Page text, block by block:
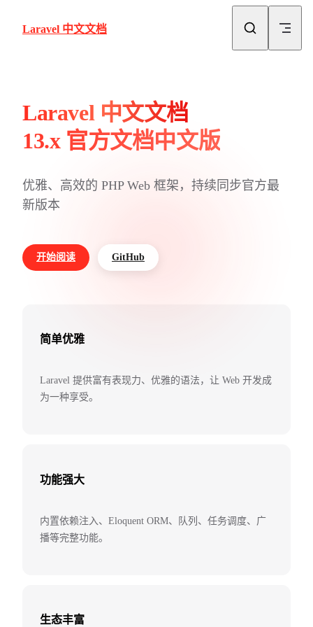
Laravel 中文文档
Laravel 中文文档
13.x 官方文档中文版
优雅、高效的 PHP Web 框架，持续同步官方最
新版本
开始阅读 GitHub
简单优雅
Laravel 提供富有表现力、优雅的语法，让 Web 开发成
为一种享受。
功能强大
内置依赖注入、Eloquent ORM、队列、任务调度、广
播等完整功能。
生态丰富